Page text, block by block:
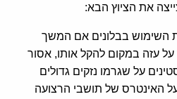
את הציוץ הבא:
השימוש בבלונים אם המשך
עזה במקום להקל אותו, אסור
על שגרמו נזקים גדולים
האינטרס של תושבי הרצועה